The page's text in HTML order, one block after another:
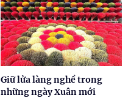
Giữ lửa làng nghề trong
những ngày Xuân mới